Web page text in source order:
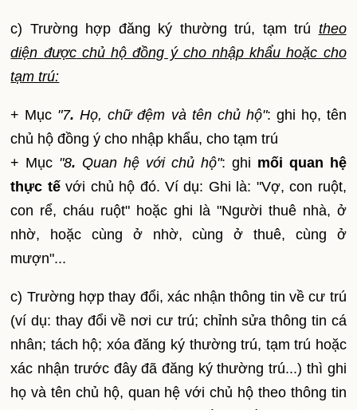
c) Trường hợp đăng ký thường trú, tạm trú theo
diện được chủ hộ đồng ý cho nhập khẩu hoặc cho
tạm trú:
+ Mục "7. Họ, chữ đệm và tên chủ hộ": ghi họ, tên
chủ hộ đồng ý cho nhập khẩu, cho tạm trú
+ Mục "8. Quan hệ với chủ hộ": ghi mối quan hệ
thực tếvới chủ hộ đó. Ví dụ: Ghi là: "Vợ, con ruột,
con rể, cháu ruột" hoặc ghi là "Người thuê nhà, ở
nhờ, hoặc cùng ở nhờ, cùng ở thuê, cùng ở
mượn"...
c) Trường hợp thay đổi, xác nhận thông tin về cư trú
(ví dụ: thay đổi về nơi cư trú; chỉnh sửa thông tin cá
nhân; tách hộ; xóa đăng ký thường trú, tạm trú hoặc
xác nhận trước đây đã đăng ký thường trú...) thì ghi
họ và tên chủ hộ, quan hệ với chủ hộ theo thông tin